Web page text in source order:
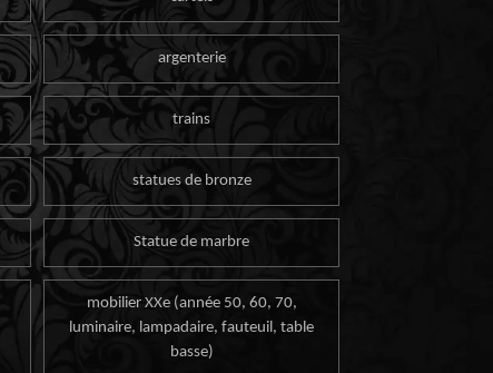
argenterie
trains
statues de bronze
Statue de marbre
mobilier XXe (année 50, 60, 70,
luminaire, lampadaire, fauteuil, table
basse)